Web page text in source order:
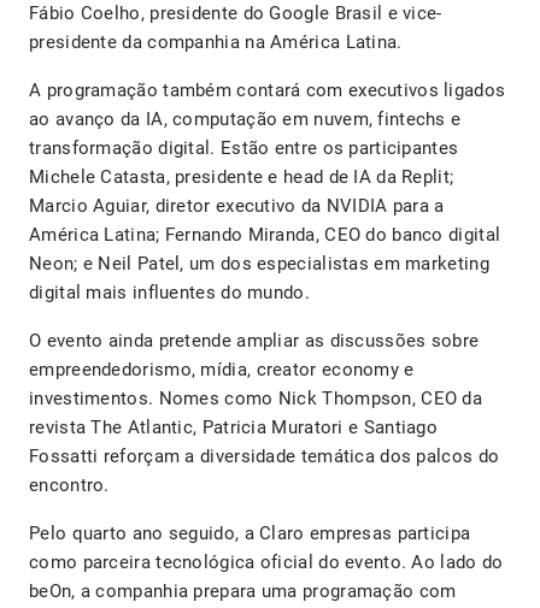
Fábio Coelho, presidente do Google Brasil e vice-
presidente da companhia na América Latina.
A programação também contará com executivos ligados
ao avanço da IA, computação em nuvem, fintechs e
transformação digital. Estão entre os participantes
Michele Catasta, presidente e head de IA da Replit;
Marcio Aguiar, diretor executivo da NVIDIA para a
América Latina; Fernando Miranda, CEO do banco digital
Neon; e Neil Patel, um dos especialistas em marketing
digital mais influentes do mundo.
O evento ainda pretende ampliar as discussões sobre
empreendedorismo, mídia, creator economy e
investimentos. Nomes como Nick Thompson, CEO da
revista The Atlantic, Patricia Muratori e Santiago
Fossatti reforçam a diversidade temática dos palcos do
encontro.
Pelo quarto ano seguido, a Claro empresas participa
como parceira tecnológica oficial do evento. Ao lado do
beOn, a companhia prepara uma programação com